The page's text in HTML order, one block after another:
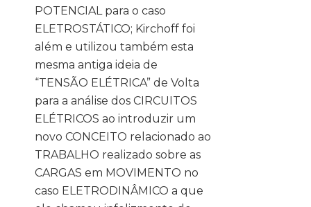
POTENCIAL para o caso
ELETROSTÁTICO; Kirchoff foi
além e utilizou também esta
mesma antiga ideia de
“TENSÃO ELÉTRICA” de Volta
para a análise dos CIRCUITOS
ELÉTRICOS ao introduzir um
novo CONCEITO relacionado ao
TRABALHO realizado sobre as
CARGAS em MOVIMENTO no
caso ELETRODINÂMICO a que